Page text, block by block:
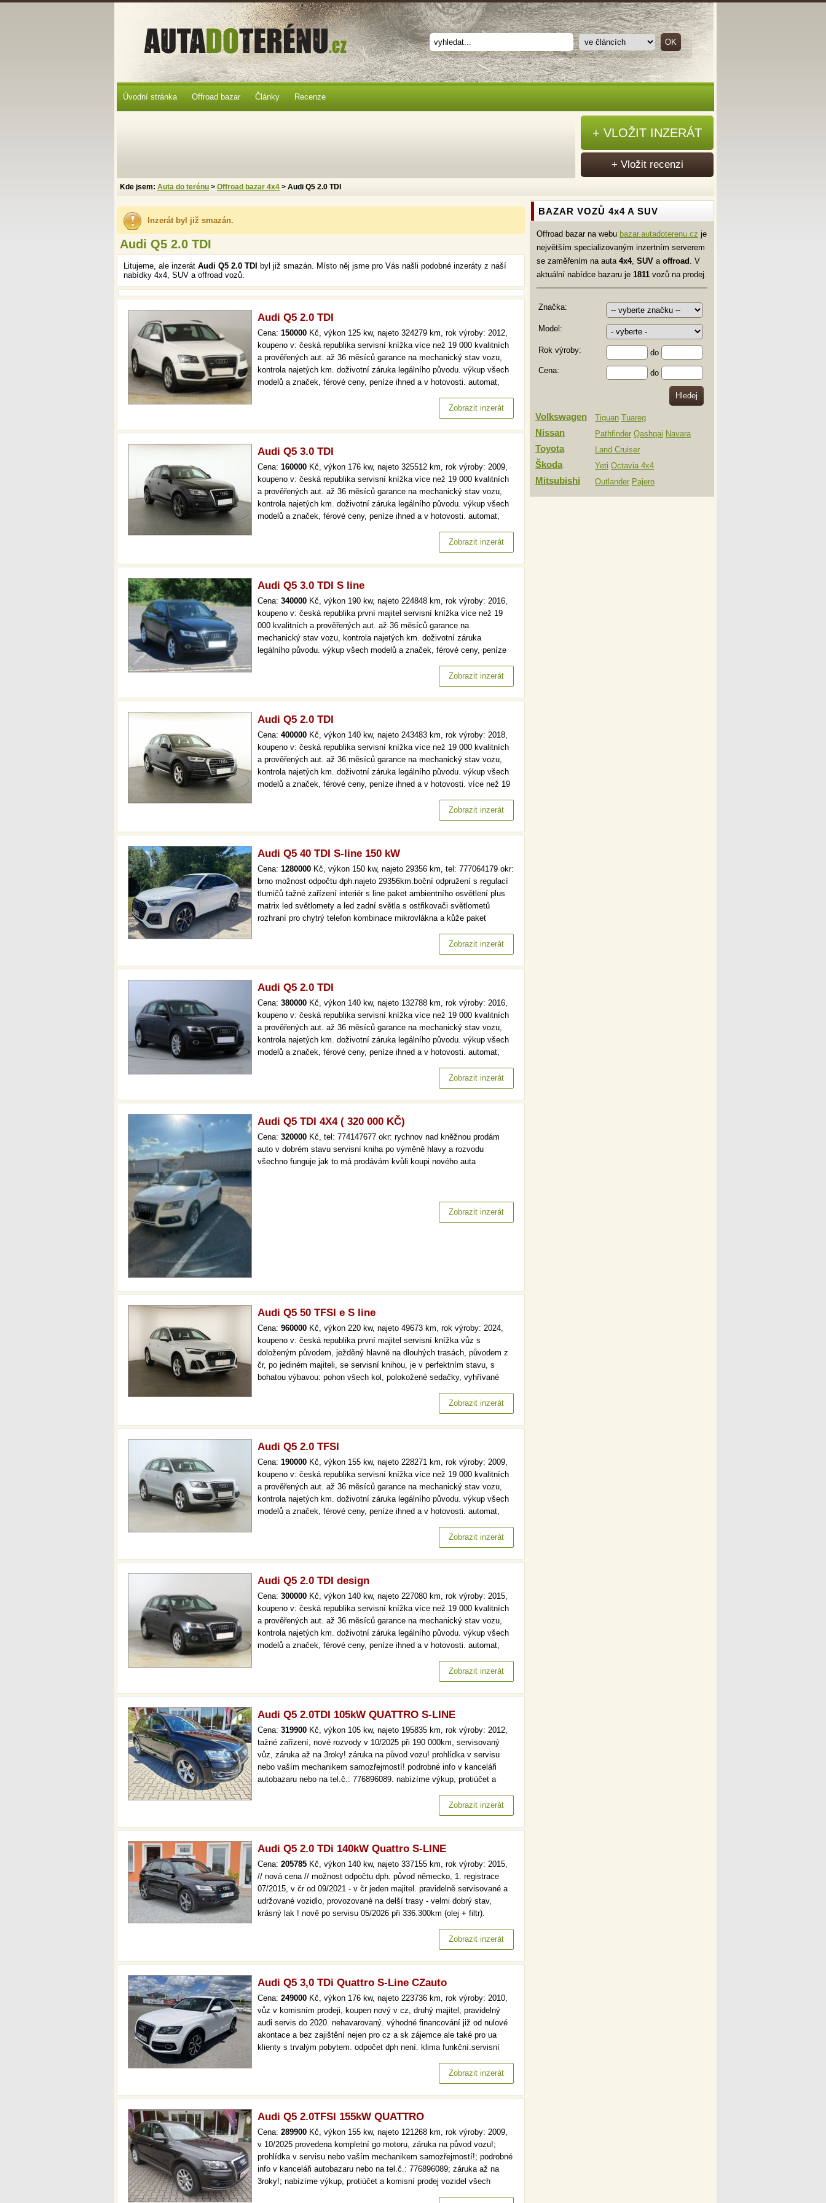
Inzerát byl již smazán.
Audi Q5 2.0 TDI
Litujeme, ale inzerát Audi Q5 2.0 TDI
byl již smazán. Místo něj jsme pro Vás našli podobné inzeráty z naší
nabídky 4x4, SUV a offroad vozů.
Audi Q5 2.0 TDI
Cena: 150000 Kč, výkon 125 kw, najeto 324279 km, rok výroby: 2012,
koupeno v: česká republika servisní knížka více než 19 000 kvalitních
a prověřených aut. až 36 měsíců garance na mechanický stav vozu,
kontrola najetých km. doživotní záruka legálního původu. výkup všech
modelů a značek, férové ceny, peníze ihned a v hotovosti. automat,
36 měsíců garance na mechanický stav vozu, kontrola…Zobrazit inzerát
Audi Q5 3.0 TDI
Cena: 160000 Kč, výkon 176 kw, najeto 325512 km, rok výroby: 2009,
koupeno v: česká republika servisní knížka více než 19 000 kvalitních
a prověřených aut. až 36 měsíců garance na mechanický stav vozu,
kontrola najetých km. doživotní záruka legálního původu. výkup všech
modelů a značek, férové ceny, peníze ihned a v hotovosti. automat,
až 36 měsíců garance na mechanický stav vozu, kontrola…Zobrazit inzerát
Audi Q5 3.0 TDI S line
Cena: 340000 Kč, výkon 190 kw, najeto 224848 km, rok výroby: 2016,
koupeno v: česká republika první majitel servisní knížka více než 19
000 kvalitních a prověřených aut. až 36 měsíců garance na
mechanický stav vozu, kontrola najetých km. doživotní záruka
legálního původu. výkup všech modelů a značek, férové ceny, peníze
000 kvalitních a prověřených aut. až 36 měsíců garance naZobrazit inzerát
Audi Q5 2.0 TDI
Cena: 400000 Kč, výkon 140 kw, najeto 243483 km, rok výroby: 2018,
koupeno v: česká republika servisní knížka více než 19 000 kvalitních
a prověřených aut. až 36 měsíců garance na mechanický stav vozu,
kontrola najetých km. doživotní záruka legálního původu. výkup všech
modelů a značek, férové ceny, peníze ihned a v hotovosti. více než 19
mechanický stav vozu, kontrola najetých km. doživotní záruka…
Zobrazit inzerát
Audi Q5 40 TDI S-line 150 kW
Cena: 1280000 Kč, výkon 150 kw, najeto 29356 km, tel: 777064179 okr:
brno možnost odpočtu dph.najeto 29356km.boční odpružení s regulací
tlumičů tažné zařízení interiér s line paket ambientního osvětlení plus
matrix led světlomety a led zadní světla s ostřikovači světlometů
rozhraní pro chytrý telefon kombinace mikrovlákna a kůže paket
Zobrazit inzerát
Audi Q5 2.0 TDI
Cena: 380000 Kč, výkon 140 kw, najeto 132788 km, rok výroby: 2016,
koupeno v: česká republika servisní knížka více než 19 000 kvalitních
a prověřených aut. až 36 měsíců garance na mechanický stav vozu,
kontrola najetých km. doživotní záruka legálního původu. výkup všech
modelů a značek, férové ceny, peníze ihned a v hotovosti. automat,
až 36 měsíců garance na mechanický stav vozu, kontrola…Zobrazit inzerát
Audi Q5 TDI 4X4 ( 320 000 KČ)
Cena: 320000 Kč, tel: 774147677 okr: rychnov nad kněžnou prodám
auto v dobrém stavu servisní kniha po výměně hlavy a rozvodu
všechno funguje jak to má prodávám kvůli koupi nového auta
Zobrazit inzerát
Audi Q5 50 TFSI e S line
Cena: 960000 Kč, výkon 220 kw, najeto 49673 km, rok výroby: 2024,
koupeno v: česká republika první majitel servisní knížka vůz s
doloženým původem, ježděný hlavně na dlouhých trasách, původem z
čr, po jediném majiteli, se servisní knihou, je v perfektním stavu, s
bohatou výbavou: pohon všech kol, polokožené sedačky, vyhřívané
technologií, parkovací senzory. více než 19 000 kvalitních a…Zobrazit inzerát
Audi Q5 2.0 TFSI
Cena: 190000 Kč, výkon 155 kw, najeto 228271 km, rok výroby: 2009,
koupeno v: česká republika servisní knížka více než 19 000 kvalitních
a prověřených aut. až 36 měsíců garance na mechanický stav vozu,
kontrola najetých km. doživotní záruka legálního původu. výkup všech
modelů a značek, férové ceny, peníze ihned a v hotovosti. automat,
měsíců garance na mechanický stav vozu, kontrola…Zobrazit inzerát
Audi Q5 2.0 TDI design
Cena: 300000 Kč, výkon 140 kw, najeto 227080 km, rok výroby: 2015,
koupeno v: česká republika servisní knížka více než 19 000 kvalitních
a prověřených aut. až 36 měsíců garance na mechanický stav vozu,
kontrola najetých km. doživotní záruka legálního původu. výkup všech
modelů a značek, férové ceny, peníze ihned a v hotovosti. automat,
36 měsíců garance na mechanický stav vozu, kontrola…Zobrazit inzerát
Audi Q5 2.0TDI 105kW QUATTRO S-LINE
Cena: 319900 Kč, výkon 105 kw, najeto 195835 km, rok výroby: 2012,
tažné zařízení, nové rozvody v 10/2025 při 190 000km, servisovaný
vůz, záruka až na 3roky! záruka na původ vozu! prohlídka v servisu
nebo vaším mechanikem samozřejmostí! podrobné info v kanceláři
autobazaru nebo na tel.č.: 776896089. nabízíme výkup, protiúčet a
prosím kontaktujte: david salivar +420 776 896 089. nabídka není…
Zobrazit inzerát
Audi Q5 2.0 TDi 140kW Quattro S-LINE
Cena: 205785 Kč, výkon 140 kw, najeto 337155 km, rok výroby: 2015,
// nová cena // možnost odpočtu dph. původ německo, 1. registrace
07/2015, v čr od 09/2021 - v čr jeden majitel. pravidelně servisované a
udržované vozidlo, provozované na delší trasy - velmi dobrý stav,
krásný lak ! nově po servisu 05/2026 při 336.300km (olej + filtr).
Zobrazit inzerát
Audi Q5 3,0 TDi Quattro S-Line CZauto
Cena: 249000 Kč, výkon 176 kw, najeto 223736 km, rok výroby: 2010,
vůz v komisním prodeji, koupen nový v cz, druhý majitel, pravidelný
audi servis do 2020. nehavarovaný. výhodné financování již od nulové
akontace a bez zajištění nejen pro cz a sk zájemce ale také pro ua
klienty s trvalým pobytem. odpočet dph není. klima funkční.servisní
Zobrazit inzerát
Audi Q5 2.0TFSI 155kW QUATTRO
Cena: 289900 Kč, výkon 155 kw, najeto 121268 km, rok výroby: 2009,
v 10/2025 provedena kompletní go motoru, záruka na původ vozu!;
prohlídka v servisu nebo vaším mechanikem samozřejmostí!; podrobné
info v kanceláři autobazaru nebo na tel.č.: 776896089; záruka až na
3roky!; nabízíme výkup, protiúčet a komisní prodej vozidel všech
BAZAR VOZŮ 4x4 A SUV
Offroad bazar na webu bazar.autadoterenu.cz je
největším specializovaným inzertním serverem
se zaměřením na auta 4x4, SUV a offroad . V
aktuální nabídce bazaru je 1811 vozů na prodej.
Značka:
Model:
Rok výroby:
do
Cena:
do
Volkswagen Tiguan Tuareg
Nissan Pathfinder Qashqai Navara
Toyota Land Cruiser
Škoda Yeti Octavia 4x4
Mitsubishi Outlander Pajero
Úvodní stránka Offroad bazar Články Recenze
Kde jsem: Auta do terénu > Offroad bazar 4x4 > Audi Q5 2.0 TDI
+ VLOŽIT INZERÁT
+ Vložit recenzi